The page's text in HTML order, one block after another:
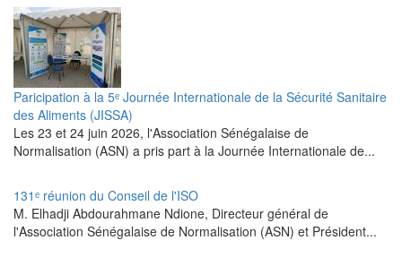
Paricipation à la 5ᵉ Journée Internationale de la Sécurité Sanitaire
des Aliments (JISSA)
‎Les 23 et 24 juin 2026, l'Association Sénégalaise de
Normalisation (ASN) a pris part à la Journée Internationale de...
131ᵉ réunion du Conseil de l'ISO
M. Elhadji Abdourahmane Ndione, Directeur général de
l'Association Sénégalaise de Normalisation (ASN) et Président...